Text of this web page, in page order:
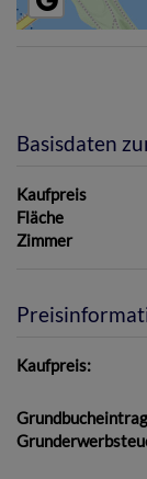
Basisdaten
Kaufpreis
Fläche
Zimmer
Kaufpreis: